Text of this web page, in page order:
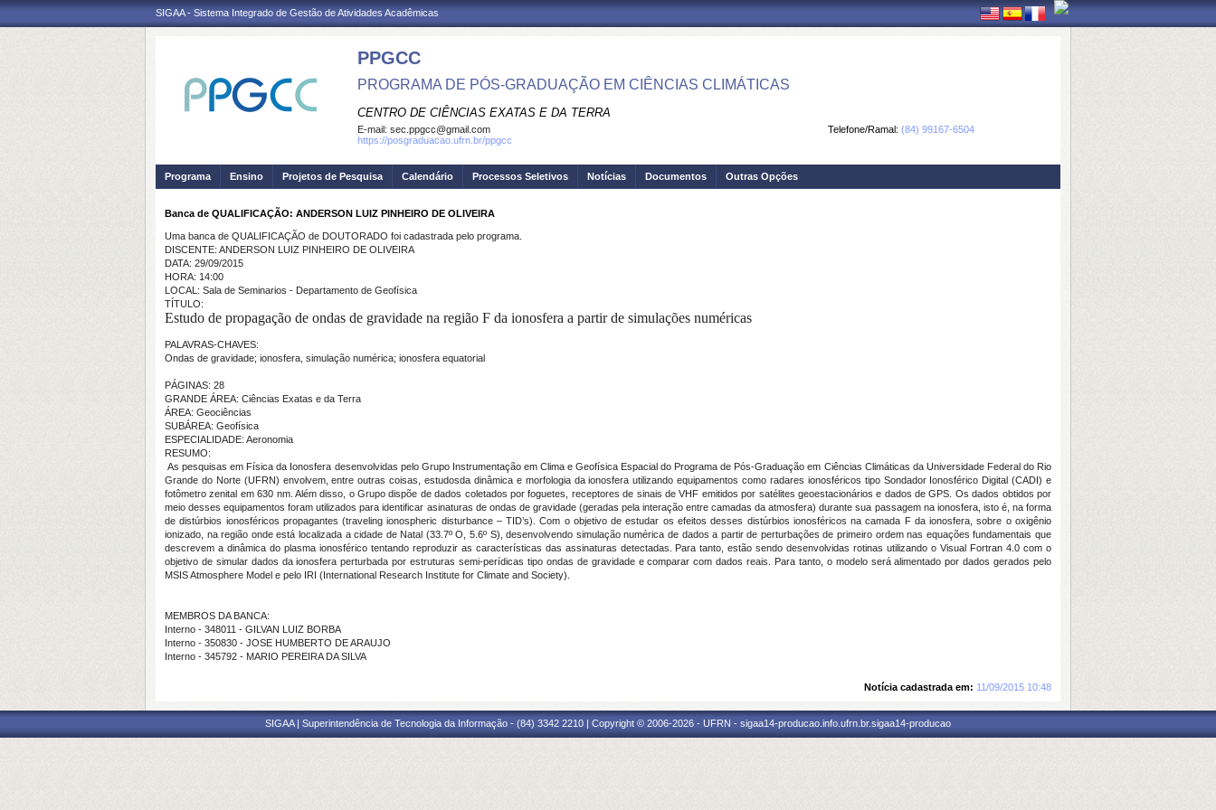
SIGAA - Sistema Integrado de Gestão de Atividades Acadêmicas
PPGCC
PROGRAMA DE PÓS-GRADUAÇÃO EM CIÊNCIAS CLIMÁTICAS
CENTRO DE CIÊNCIAS EXATAS E DA TERRA
Telefone/Ramal: (84) 99167-6504
E-mail: sec.ppgcc@gmail.com
https://posgraduacao.ufrn.br/ppgcc
Programa Ensino Projetos de Pesquisa Calendário Processos Seletivos Notícias Documentos Outras Opções
Banca de QUALIFICAÇÃO: ANDERSON LUIZ PINHEIRO DE OLIVEIRA
Uma banca de QUALIFICAÇÃO de DOUTORADO foi cadastrada pelo programa.
DISCENTE: ANDERSON LUIZ PINHEIRO DE OLIVEIRA
DATA: 29/09/2015
HORA: 14:00
LOCAL: Sala de Seminarios - Departamento de Geofísica
TÍTULO:
Estudo de propagação de ondas de gravidade na região F da ionosfera a partir de simulações numéricas
PALAVRAS-CHAVES:
Ondas de gravidade; ionosfera, simulação numérica; ionosfera equatorial
PÁGINAS: 28
GRANDE ÁREA: Ciências Exatas e da Terra
ÁREA: Geociências
SUBÁREA: Geofísica
ESPECIALIDADE: Aeronomia
RESUMO:
As pesquisas em Física da Ionosfera desenvolvidas pelo Grupo Instrumentação em Clima e Geofísica Espacial do Programa de Pós-Graduação em Ciências Climáticas da Universidade Federal do Rio
Grande do Norte (UFRN) envolvem, entre outras coisas, estudosda dinâmica e morfologia da ionosfera utilizando equipamentos como radares ionosféricos tipo Sondador Ionosférico Digital (CADI) e
fotômetro zenital em 630 nm. Além disso, o Grupo dispõe de dados coletados por foguetes, receptores de sinais de VHF emitidos por satélites geoestacionários e dados de GPS. Os dados obtidos por
meio desses equipamentos foram utilizados para identificar asinaturas de ondas de gravidade (geradas pela interação entre camadas da atmosfera) durante sua passagem na ionosfera, isto é, na forma
de distúrbios ionosféricos propagantes (traveling ionospheric disturbance – TID’s). Com o objetivo de estudar os efeitos desses distúrbios ionosféricos na camada F da ionosfera, sobre o oxigênio
ionizado, na região onde está localizada a cidade de Natal (33.7º O, 5.6º S), desenvolvendo simulação numérica de dados a partir de perturbações de primeiro ordem nas equações fundamentais que
descrevem a dinâmica do plasma ionosférico tentando reproduzir as características das assinaturas detectadas. Para tanto, estão sendo desenvolvidas rotinas utilizando o Visual Fortran 4.0 com o
objetivo de simular dados da ionosfera perturbada por estruturas semi-perídicas tipo ondas de gravidade e comparar com dados reais. Para tanto, o modelo será alimentado por dados gerados pelo
MSIS Atmosphere Model e pelo IRI (International Research Institute for Climate and Society).
MEMBROS DA BANCA:
Interno - 348011 - GILVAN LUIZ BORBA
Interno - 350830 - JOSE HUMBERTO DE ARAUJO
Interno - 345792 - MARIO PEREIRA DA SILVA
Notícia cadastrada em: 11/09/2015 10:48
SIGAA | Superintendência de Tecnologia da Informação - (84) 3342 2210 | Copyright © 2006-2026 - UFRN - sigaa14-producao.info.ufrn.br.sigaa14-producao